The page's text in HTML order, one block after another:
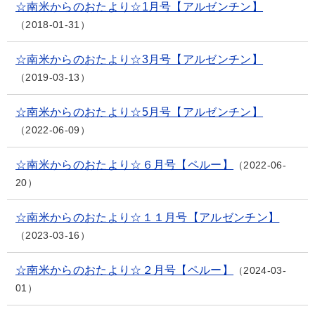
☆南米からのおたより☆1月号【アルゼンチン】
2018-01-31
☆南米からのおたより☆3月号【アルゼンチン】
2019-03-13
☆南米からのおたより☆5月号【アルゼンチン】
2022-06-09
☆南米からのおたより☆６月号【ペルー】
2022-06-
20
☆南米からのおたより☆１１月号【アルゼンチン】
2023-03-16
☆南米からのおたより☆２月号【ペルー】
2024-03-
01